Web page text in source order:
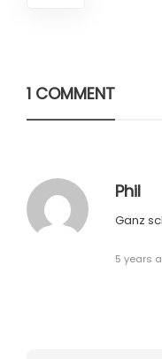
1 COMMENT
Phil
Ganz
5 years